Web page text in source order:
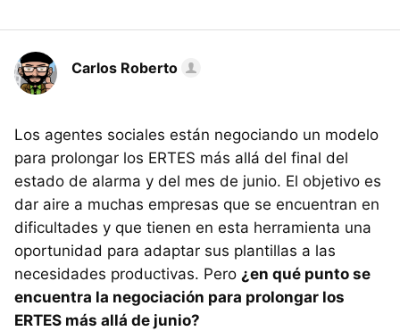
Carlos Roberto
Los agentes sociales están negociando un modelo
para prolongar los ERTES más allá del final del
estado de alarma y del mes de junio. El objetivo es
dar aire a muchas empresas que se encuentran en
dificultades y que tienen en esta herramienta una
oportunidad para adaptar sus plantillas a las
necesidades productivas. Pero ¿en qué punto se
encuentra la negociación para prolongar los
ERTES más allá de junio?